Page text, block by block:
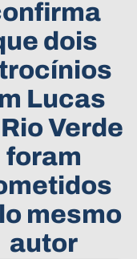
dois
Lucas
Verde
foram
mesmo
autor